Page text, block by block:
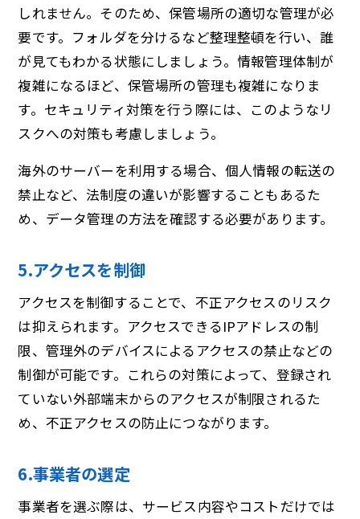
しれません。そのため、保管場所の適切な管理が必
要です。フォルダを分けるなど整理整頓を行い、誰
が見てもわかる状態にしましょう。情報管理体制が
複雑になるほど、保管場所の管理も複雑になりま
す。セキュリティ対策を行う際には、このようなリ
スクへの対策も考慮しましょう。
海外のサーバーを利用する場合、個人情報の転送の
禁止など、法制度の違いが影響することもあるた
め、データ管理の方法を確認する必要があります。
5.アクセスを制御
アクセスを制御することで、不正アクセスのリスク
は抑えられます。アクセスできるIPアドレスの制
限、管理外のデバイスによるアクセスの禁止などの
制御が可能です。これらの対策によって、登録され
ていない外部端末からのアクセスが制限されるた
め、不正アクセスの防止につながります。
6.事業者の選定
事業者を選ぶ際は、サービス内容やコストだけでは